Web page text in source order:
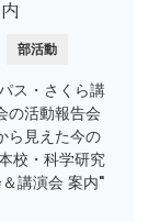
部活動
ス・さくら講
の活動報告会
ら見えた今の
校・科学研究
講演会 案内"